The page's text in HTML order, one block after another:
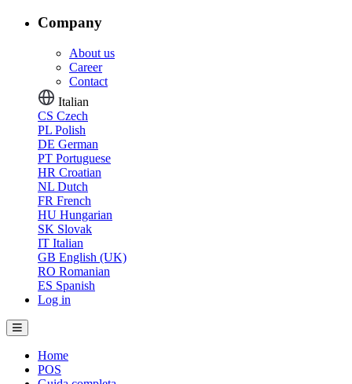
Company
About us
Career
Contact
Italian
CS Czech
PL Polish
DE German
PT Portuguese
HR Croatian
NL Dutch
FR French
HU Hungarian
SK Slovak
IT Italian
GB English (UK)
RO Romanian
ES Spanish
Log in
Home
POS